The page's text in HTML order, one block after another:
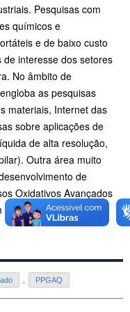
Pesquisas com
químicos e
e de baixo custo
de interesse dos setores
No âmbito de
as pesquisas
materiais, Internet das
sobre aplicações de
de alta resolução,
Outra área muito
de
Oxidativos Avançados
águas superficiais e
PPGAQ